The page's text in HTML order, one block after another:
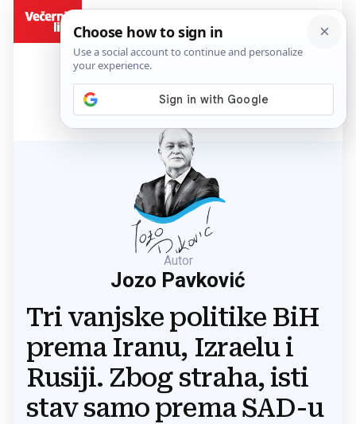
Autor
Jozo Pavković
Tri vanjske politike BiH
prema Iranu, Izraelu i
Rusiji. Zbog straha, isti
stav samo prema SAD-u